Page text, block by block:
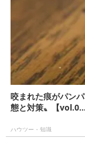
咬まれた痕がパン
態と対策〟【vol.0...
ハウツー・知識